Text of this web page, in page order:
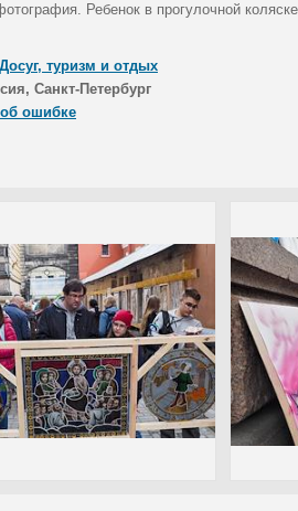
Ребенок в прогулочной
Досуг, туризм и отдых
Санкт-Петербург
ошибке